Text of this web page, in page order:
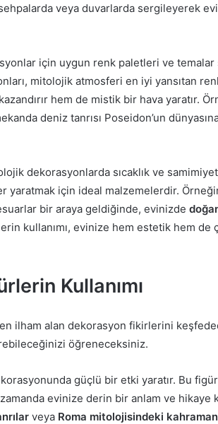
veya duvarlarda sergileyerek
için uygun renk paletleri ve temalar
mitolojik atmosferi en iyi yansıtan
hem de mistik bir hava yaratır.
deniz tanrısı Poseidon’un
dekorasyonlarda sıcaklık ve
yaratmak için ideal malzemelerdir.
bir araya geldiğinde, evinizde
kullanımı, evinize hem estetik hem de
Kullanımı
ilham alan dekorasyon fikirlerini
öğreneceksiniz.
güçlü bir etki yaratır. Bu
evinize derin bir anlam ve hikaye
veya Roma mitolojisindeki